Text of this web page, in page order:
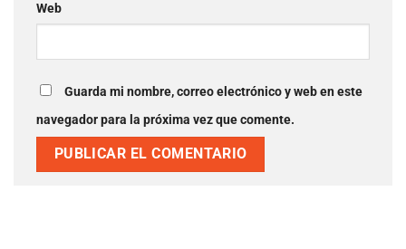
Web
Guarda mi nombre, correo electrónico y web en este
navegador para la próxima vez que comente.